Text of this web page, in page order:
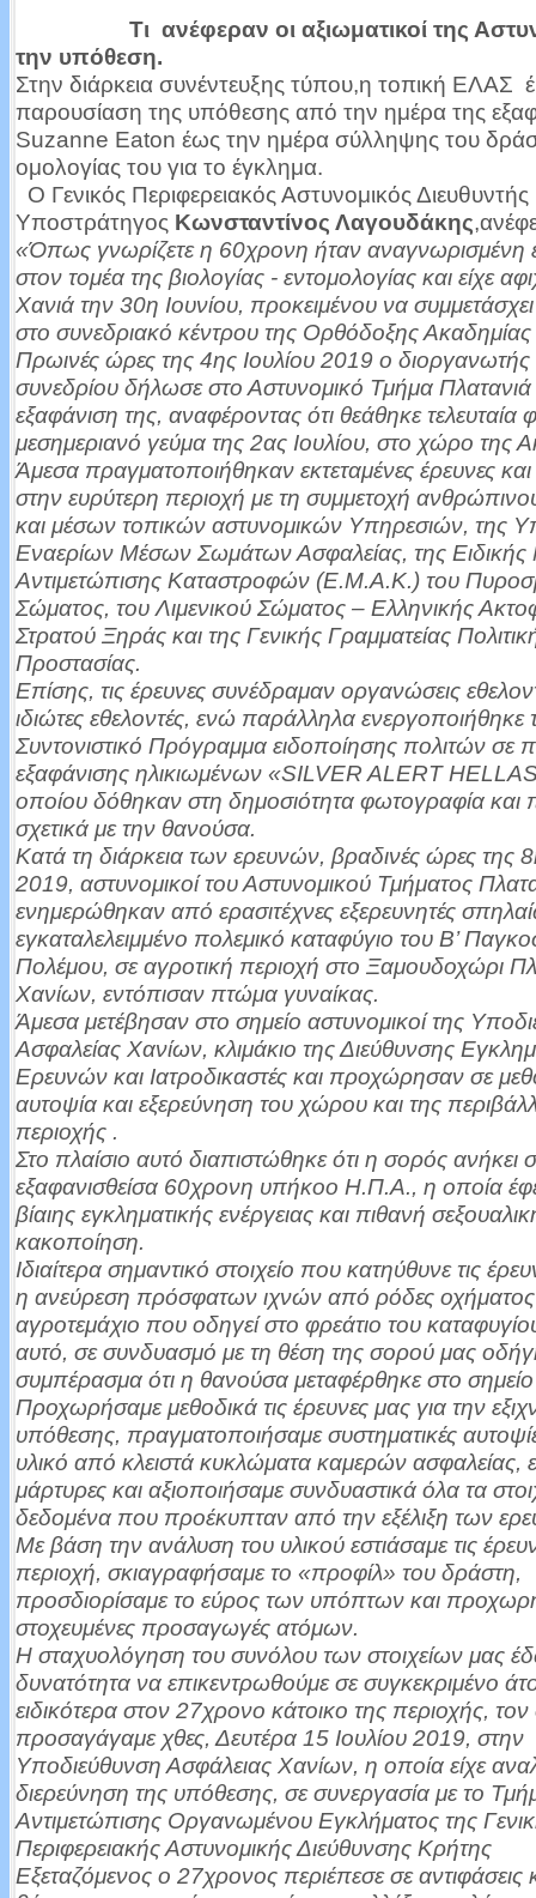
Τι ανέφεραν οι αξιωματικοί της
την υπόθεση.
Στην διάρκεια συνέντευξης τύπου,η τοπική ΕΛΑΣ
παρουσίαση της υπόθεσης από την ημέρα της
Suzanne Eaton έως την ημέρα σύλληψης του
ομολογίας του για το έγκλημα.
Ο Γενικός Περιφερειακός Αστυνομικός
Υποστράτηγος Κωνσταντίνος Λαγουδάκης
«Όπως γνωρίζετε η 60χρονη ήταν αναγνωρισμένη
στον τομέα της βιολογίας - εντομολογίας και είχε
Χανιά την 30η Ιουνίου, προκειμένου να
στο συνεδριακό κέντρου της Ορθόδοξης
Πρωινές ώρες της 4ης Ιουλίου 2019 ο διοργανωτής
συνεδρίου δήλωσε στο Αστυνομικό Τμήμα
εξαφάνιση της, αναφέροντας ότι θεάθηκε τελευταία
μεσημεριανό γεύμα της 2ας Ιουλίου, στο χώρο της
Άμεσα πραγματοποιήθηκαν εκτεταμένες έρευνες και
στην ευρύτερη περιοχή με τη συμμετοχή
και μέσων τοπικών αστυνομικών Υπηρεσιών, της
Εναερίων Μέσων Σωμάτων Ασφαλείας, της
Αντιμετώπισης Καταστροφών (Ε.Μ.Α.Κ.) του
Σώματος, του Λιμενικού Σώματος – Ελληνικής
Στρατού Ξηράς και της Γενικής Γραμματείας
Προστασίας.
Επίσης, τις έρευνες συνέδραμαν οργανώσεις
ιδιώτες εθελοντές, ενώ παράλληλα ενεργοποιήθηκε
Συντονιστικό Πρόγραμμα ειδοποίησης πολιτών σε
εξαφάνισης ηλικιωμένων «SILVER ALERT
οποίου δόθηκαν στη δημοσιότητα φωτογραφία και
σχετικά με την θανούσα.
Κατά τη διάρκεια των ερευνών, βραδινές ώρες της
2019, αστυνομικοί του Αστυνομικού Τμήματος
ενημερώθηκαν από ερασιτέχνες εξερευνητές
εγκαταλελειμμένο πολεμικό καταφύγιο του Β’
Πολέμου, σε αγροτική περιοχή στο Ξαμουδοχώρι
Χανίων, εντόπισαν πτώμα γυναίκας.
Άμεσα μετέβησαν στο σημείο αστυνομικοί της
Ασφαλείας Χανίων, κλιμάκιο της Διεύθυνσης
Ερευνών και Ιατροδικαστές και προχώρησαν σε
αυτοψία και εξερεύνηση του χώρου και της
περιοχής .
Στο πλαίσιο αυτό διαπιστώθηκε ότι η σορός ανήκει
εξαφανισθείσα 60χρονη υπήκοο Η.Π.Α., η οποία
βίαιης εγκληματικής ενέργειας και πιθανή
κακοποίηση.
Ιδιαίτερα σημαντικό στοιχείο που κατηύθυνε τις
η ανεύρεση πρόσφατων ιχνών από ρόδες
αγροτεμάχιο που οδηγεί στο φρεάτιο του
αυτό, σε συνδυασμό με τη θέση της σορού μας
συμπέρασμα ότι η θανούσα μεταφέρθηκε στο
Προχωρήσαμε μεθοδικά τις έρευνες μας για την
υπόθεσης, πραγματοποιήσαμε συστηματικές
υλικό από κλειστά κυκλώματα καμερών ασφαλείας,
μάρτυρες και αξιοποιήσαμε συνδυαστικά όλα τα
δεδομένα που προέκυπταν από την εξέλιξη των
Με βάση την ανάλυση του υλικού εστιάσαμε τις
περιοχή, σκιαγραφήσαμε το «προφίλ» του δράστη,
προσδιορίσαμε το εύρος των υπόπτων και
στοχευμένες προσαγωγές ατόμων.
Η σταχυολόγηση του συνόλου των στοιχείων μας
δυνατότητα να επικεντρωθούμε σε συγκεκριμένο
ειδικότερα στον 27χρονο κάτοικο της περιοχής,
προσαγάγαμε χθες, Δευτέρα 15 Ιουλίου 2019, στην
Υποδιεύθυνση Ασφάλειας Χανίων, η οποία είχε
διερεύνηση της υπόθεσης, σε συνεργασία με το
Αντιμετώπισης Οργανωμένου Εγκλήματος της
Περιφερειακής Αστυνομικής Διεύθυνσης Κρήτης
Εξεταζόμενος ο 27χρονος περιέπεσε σε αντιφάσεις